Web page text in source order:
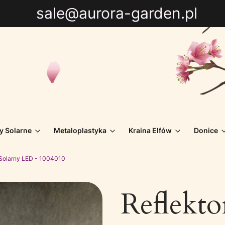
sale@aurora-garden.pl
Solarne Metaloplastyka Kraina Elfów Donice
LED - 1004010